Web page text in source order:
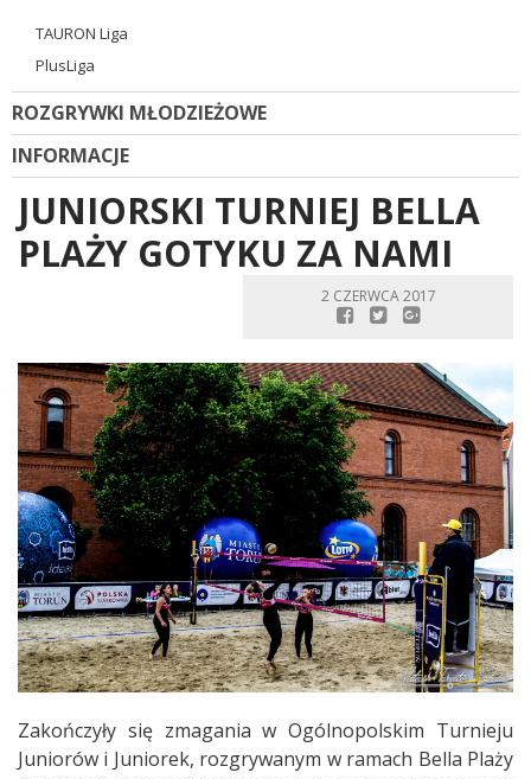
TAURON Liga
PlusLiga
ROZGRYWKI MŁODZIEŻOWE
INFORMACJE
JUNIORSKI TURNIEJ BELLA
PLAŻY GOTYKU ZA NAMI
2 CZERWCA 2017
Zakończyły się zmagania w Ogólnopolskim Turnieju
Juniorów i Juniorek, rozgrywanym w ramach Bella Plaży